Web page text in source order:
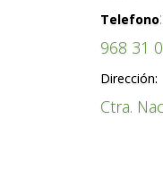
Telefono:
968 31
Dirección:
Ctra.